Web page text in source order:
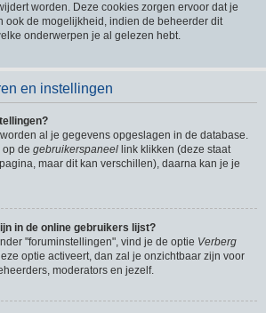
worden. Deze cookies zorgen ervoor dat je
ook de mogelijkheid, indien de beheerder dit
onderwerpen je al gelezen hebt.
en instellingen
al je gegevens opgeslagen in de database.
op de gebruikerspaneel link klikken (deze staat
maar dit kan verschillen), daarna kan je je
in de online gebruikers lijst?
"foruminstellingen", vind je de optie Verberg
optie activeert, dan zal je onzichtbaar zijn voor
moderators en jezelf.